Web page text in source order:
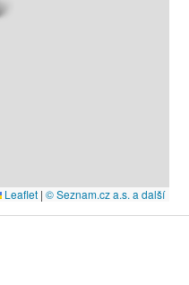
Leaflet | © Seznam.cz a.s. a další